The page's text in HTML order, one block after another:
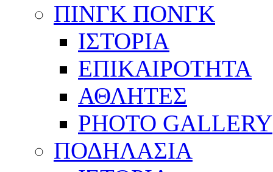
ΠΙΝΓΚ ΠΟΝΓΚ
ΙΣΤΟΡΙΑ
ΕΠΙΚΑΙΡΟΤΗΤΑ
ΑΘΛΗΤΕΣ
PHOTO GALLERY
ΠΟΔΗΛΑΣΙΑ